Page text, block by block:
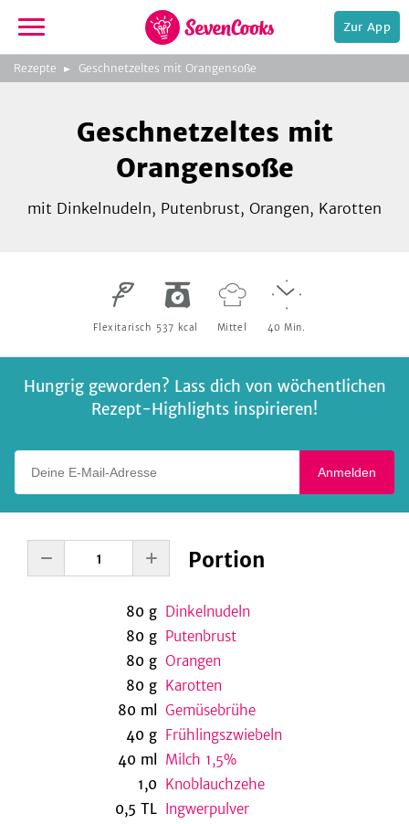
zur
Startseite
Zur App
Rezepte Geschnetzeltes mit Orangensoße
Bild
3
zeigen
Geschnetzeltes mit
Orangensoße
mit Dinkelnudeln, Putenbrust, Orangen, Karotten
Flexitarisch 537 kcal Mittel 40 Min.
Hungrig geworden? Lass dich von wöchentlichen
Rezept-Highlights inspirieren!
Anmelden
Portion
80 g Dinkelnudeln
80 g Putenbrust
80 g Orangen
80 g Karotten
80 ml
Gemüsebrühe
40 g Frühlingszwiebeln
40 ml
Milch 1,5%
1,0 Knoblauchzehe
0,5 TL Ingwerpulver